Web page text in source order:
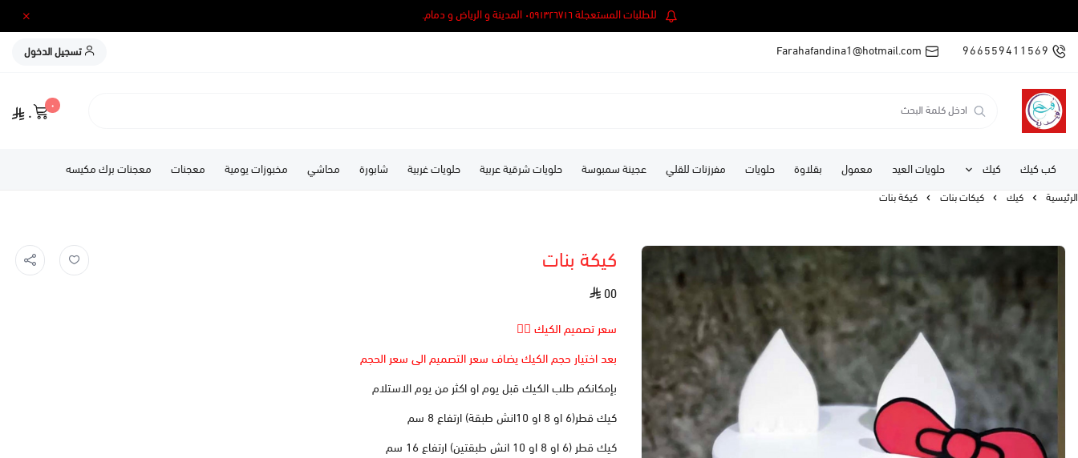
للطلبات المستعجلة ٠٥٩١٣٢٦٧١٦ المدينة و الرياض و دمام.
966559411569
Farahafandina1@hotmail.com تسجيل الدخول
٠
٠
كب كيك كيك حلويات العيد معمول بقلاوة حلويات مفرزنات للقلي عجينة سمبوسة حلويات شرقية عربية حلويات غربية شابورة محاشي مخبوزات يومية معجنات معجنات برك مكيسه
الرئيسية كيك كيكات بنات كيكة بنات
كيكة بنات
٥٥
سعر تصميم الكيك 👆🏻
بعد اختيار حجم الكيك يضاف سعر التصميم الى سعر الحجم
بإمكانكم طلب الكيك قبل يوم او اكثر من يوم الاستلام
كيك قطر(6 او 8 او 10انش طبقة) ارتفاع 8 سم
كيك قطر (6 او 8 او 10 انش طبقتين) ارتفاع 16 سم